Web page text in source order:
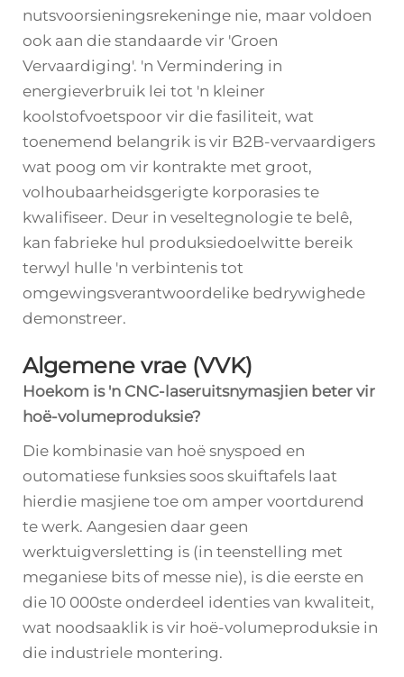
nutsvoorsieningsrekeninge nie, maar voldoen
ook aan die standaarde vir 'Groen
Vervaardiging'. 'n Vermindering in
energieverbruik lei tot 'n kleiner
koolstofvoetspoor vir die fasiliteit, wat
toenemend belangrik is vir B2B-vervaardigers
wat poog om vir kontrakte met groot,
volhoubaarheidsgerigte korporasies te
kwalifiseer. Deur in veseltegnologie te belê,
kan fabrieke hul produksiedoelwitte bereik
terwyl hulle 'n verbintenis tot
omgewingsverantwoordelike bedrywighede
demonstreer.
Algemene vrae (VVK)
Hoekom is 'n CNC-laseruitsnymasjien beter vir
hoë-volumeproduksie?
Die kombinasie van hoë snyspoed en
outomatiese funksies soos skuiftafels laat
hierdie masjiene toe om amper voortdurend
te werk. Aangesien daar geen
werktuigversletting is (in teenstelling met
meganiese bits of messe nie), is die eerste en
die 10 000ste onderdeel identies van kwaliteit,
wat noodsaaklik is vir hoë-volumeproduksie in
die industriele montering.